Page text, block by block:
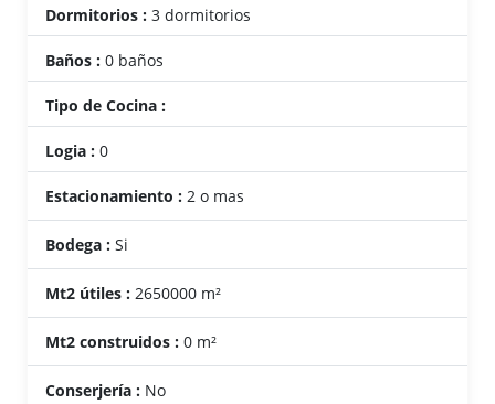
Dormitorios : 3 dormitorios
Baños : 0 baños
Tipo de Cocina :
Logia : 0
Estacionamiento : 2 o mas
Bodega : Si
Mt2 útiles : 2650000 m²
Mt2 construidos : 0 m²
Conserjería : No